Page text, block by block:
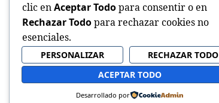
clic enAceptar Todopara consentir o en
Rechazar Todopara rechazar cookies no
esenciales.
PERSONALIZAR
RECHAZAR TODO
ACEPTAR TODO
Desarrollado por